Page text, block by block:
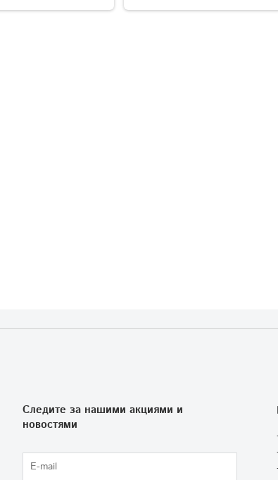
Следите за нашими акциями и
новостями